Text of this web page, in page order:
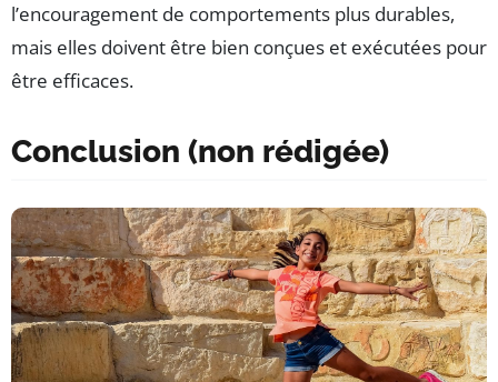
l’encouragement de comportements plus durables,
mais elles doivent être bien conçues et exécutées pour
être efficaces.
Conclusion (non rédigée)